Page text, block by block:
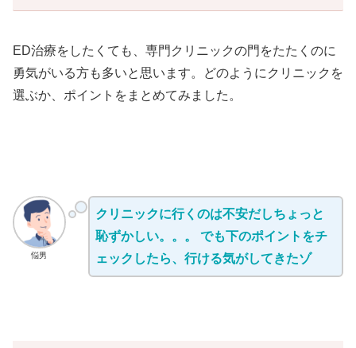
ED治療をしたくても、専門クリニックの門をたたくのに
勇気がいる方も多いと思います。どのようにクリニックを
選ぶか、ポイントをまとめてみました。
悩男
クリニックに行くのは不安だしちょっと
恥ずかしい。。。 でも下のポイントをチ
ェックしたら、行ける気がしてきたゾ